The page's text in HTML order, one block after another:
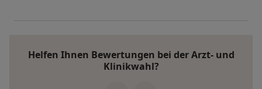
Helfen Ihnen Bewertungen bei der Arzt- und
Klinikwahl?